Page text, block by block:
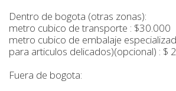
Dentro de bogota (otras zonas):
metro cubico de transporte : $30.000
metro cubico de embalaje
para articulos delicados)(opcional) : $
Fuera de bogota: